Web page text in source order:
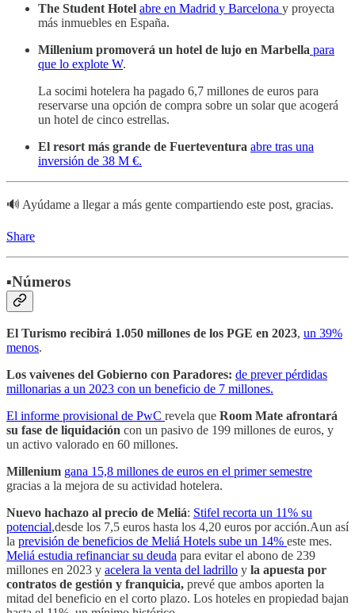
The Student Hotel abre en Madrid y Barcelona y proyecta
más inmuebles en España.
Millenium promoverá un hotel de lujo en Marbella para
que lo explote W.
La socimi hotelera ha pagado 6,7 millones de euros para
reservarse una opción de compra sobre un solar que acogerá
un hotel de cinco estrellas.
El resort más grande de Fuerteventura abre tras una
inversión de 38 M €.
🔊 Ayúdame a llegar a más gente compartiendo este post, gracias.
Share
▪️Números
El Turismo recibirá 1.050 millones de los PGE en 2023, un 39%
menos.
Los vaivenes del Gobierno con Paradores: de prever pérdidas
millonarias a un 2023 con un beneficio de 7 millones.
El informe provisional de PwC revela que Room Mate afrontará
su fase de liquidación con un pasivo de 199 millones de euros, y
un activo valorado en 60 millones.
Millenium gana 15,8 millones de euros en el primer semestre
gracias a la mejora de su actividad hotelera.
Nuevo hachazo al precio de Meliá: Stifel recorta un 11% su
potencial,desde los 7,5 euros hasta los 4,20 euros por acción.Aun así
la previsión de beneficios de Meliá Hotels sube un 14% este mes.
Meliá estudia refinanciar su deuda para evitar el abono de 239
millones en 2023 y acelera la venta del ladrillo y la apuesta por
contratos de gestión y franquicia, prevé que ambos aporten la
mitad del beneficio en el corto plazo. Los hoteles en propiedad bajan